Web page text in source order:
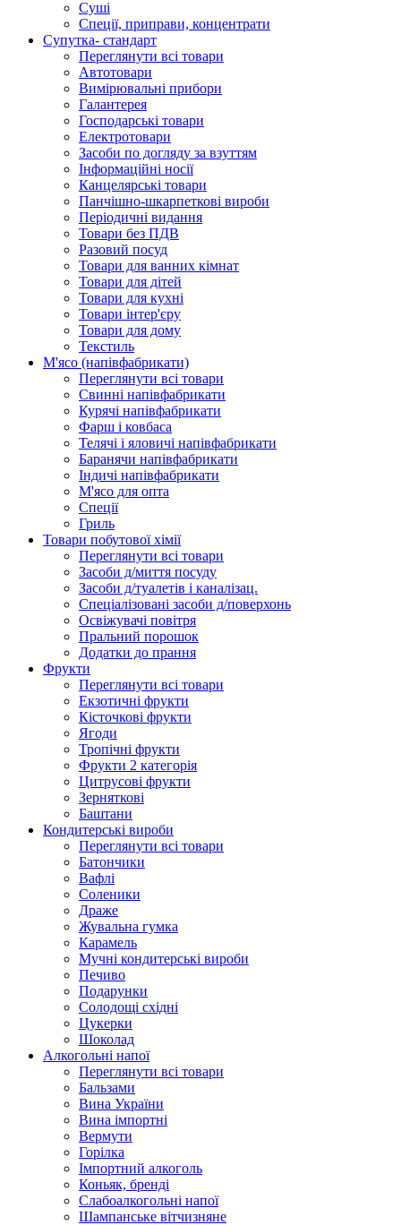
Суші
Спеції, приправи, концентрати
Супутка- стандарт
Переглянути всі товари
Автотовари
Вимірювальні прибори
Галантерея
Господарські товари
Електротовари
Засоби по догляду за взуттям
Інформаційні носії
Канцелярські товари
Панчішно-шкарпеткові вироби
Періодичні видання
Товари без ПДВ
Разовий посуд
Товари для ванних кімнат
Товари для дітей
Товари для кухні
Товари інтер'єру
Товари для дому
Текстиль
М'ясо (напiвфабрикати)
Переглянути всі товари
Свиннi напiвфабрикати
Курячi напiвфабрикати
Фарш i ковбаса
Телячi i яловичi напiвфабрикати
Баранячи напiвфабрикати
Iндичi напiвфабрикати
М'ясо для опта
Спеції
Гриль
Товари побутової хімії
Переглянути всі товари
Засоби д/миття посуду
Засоби д/туалетів і каналізац.
Спеціалізовані засоби д/поверхонь
Освіжувачі повітря
Пральний порошок
Додатки до прання
Фрукти
Переглянути всі товари
Екзoтичні фрукти
Кісточкові фрукти
Ягоди
Тропічні фрукти
Фрукти 2 категорія
Цитрусові фрукти
Зерняткові
Баштани
Кондитерські вироби
Переглянути всі товари
Батончики
Вафлі
Соленики
Драже
Жувальнa гумка
Карамель
Мучні кондитерські вироби
Печиво
Подарунки
Солодощі східні
Цукерки
Шоколад
Алкогольні напої
Переглянути всі товари
Бальзами
Вина України
Вина імпортні
Вермути
Горілка
Імпортний алкоголь
Коньяк, бренді
Слабоалкогольні напої
Шампанське вітчизняне